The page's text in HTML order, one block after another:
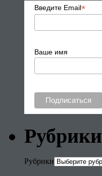
Введите Email*
Ваше имя
Рубрики
Рубрики